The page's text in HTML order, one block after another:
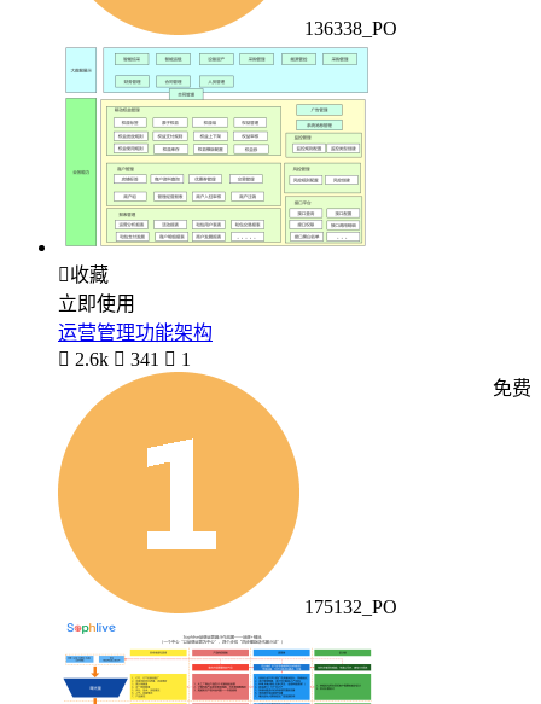
136338_PO
收藏
立即使用
运营管理功能架构
 2.6k  341  1
175132_PO
免费